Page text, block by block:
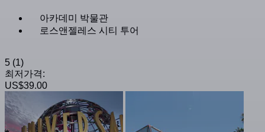
아카데미 박물관
로스앤젤레스 시티 투어
5 (1)
최저가격:
US$39.00